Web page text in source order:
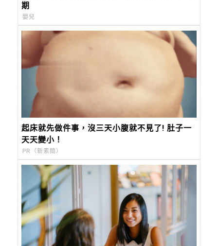
期
嬰兒
起床就先做件事，沒三天小腹就不見了! 肚子一
天天變小！
PR（新素簡）